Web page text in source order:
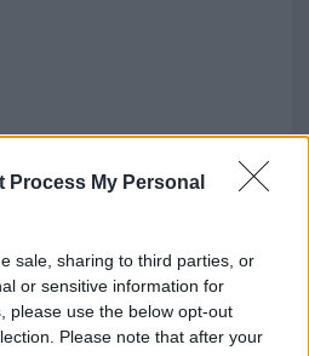
Process My Personal
sale, sharing to third parties, or
or sensitive information for
please use the below opt-out
Please note that after your